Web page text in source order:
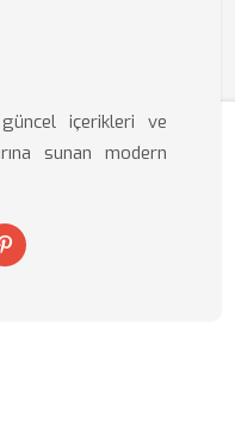
güncel içerikleri ve
sunan modern